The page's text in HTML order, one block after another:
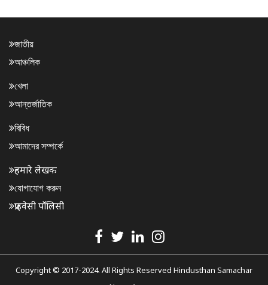
জাতীয়
আঞ্চলিক
খেলা
আন্তর্জাতিক
বিবিধ
আমাদের সম্পর্কে
हमारे लेखक
যোগাযোগ করুন
प्राइवेसी पॉलिसी
Copyright © 2017-2024. All Rights Reserved Hindusthan Samachar